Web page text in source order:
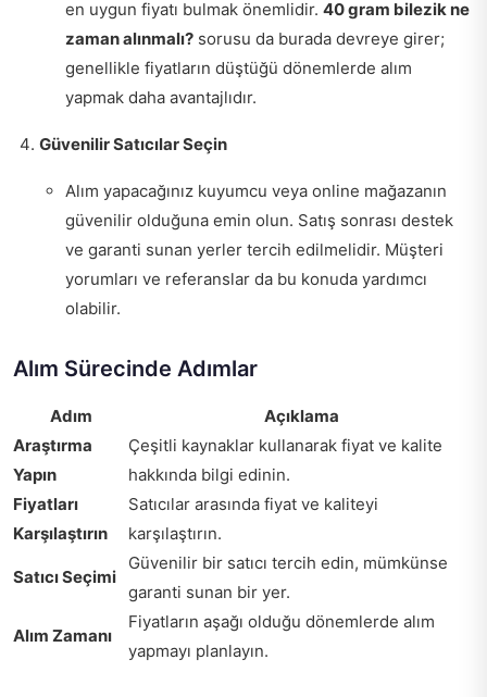
en uygun fiyatı bulmak önemlidir. 40 gram bilezik ne
zaman alınmalı? sorusu da burada devreye girer;
genellikle fiyatların düştüğü dönemlerde alım
yapmak daha avantajlıdır.
Güvenilir Satıcılar Seçin
Alım yapacağınız kuyumcu veya online mağazanın
güvenilir olduğuna emin olun. Satış sonrası destek
ve garanti sunan yerler tercih edilmelidir. Müşteri
yorumları ve referanslar da bu konuda yardımcı
olabilir.
Alım Sürecinde Adımlar
Adım
Açıklama
Araştırma
Yapın
Çeşitli kaynaklar kullanarak fiyat ve kalite
hakkında bilgi edinin.
Fiyatları
Karşılaştırın
Satıcılar arasında fiyat ve kaliteyi
karşılaştırın.
Satıcı Seçimi
Güvenilir bir satıcı tercih edin, mümkünse
garanti sunan bir yer.
Alım Zamanı
Fiyatların aşağı olduğu dönemlerde alım
yapmayı planlayın.